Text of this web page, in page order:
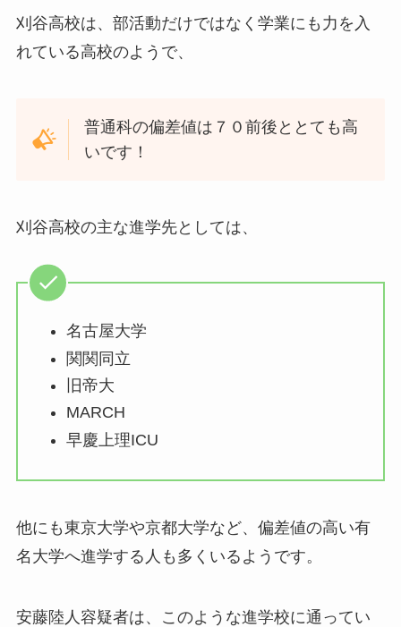
刈谷高校は、部活動だけではなく学業にも力を入
れている高校のようで、
普通科の偏差値は７０前後ととても高
いです！
刈谷高校の主な進学先としては、
名古屋大学
関関同立
旧帝大
MARCH
早慶上理ICU
他にも東京大学や京都大学など、偏差値の高い有
名大学へ進学する人も多くいるようです。
安藤陸人容疑者は、このような進学校に通ってい